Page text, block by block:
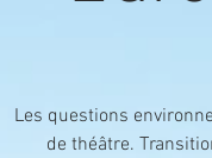
Les questions
de théâtre.